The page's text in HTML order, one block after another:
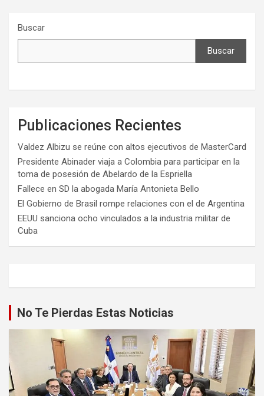
Buscar
Buscar
Publicaciones Recientes
Valdez Albizu se reúne con altos ejecutivos de MasterCard
Presidente Abinader viaja a Colombia para participar en la
toma de posesión de Abelardo de la Espriella
Fallece en SD la abogada María Antonieta Bello
El Gobierno de Brasil rompe relaciones con el de Argentina
EEUU sanciona ocho vinculados a la industria militar de
Cuba
No Te Pierdas Estas Noticias